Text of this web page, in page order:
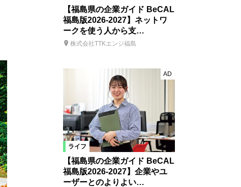
【福島県の企業ガイド BeCAL
福島版2026-2027】ネットワ
ークを使う人から支…
株式会社TTKエンジ福島
ライフ
AD
【福島県の企業ガイド BeCAL
福島版2026-2027】企業やユ
ーザーとのよりよい…